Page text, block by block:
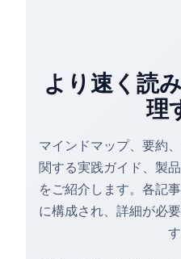
より速く読
理
マインドマップ、要約
関する実践ガイド、製
をご紹介します。各記
に構成され、詳細が必
す